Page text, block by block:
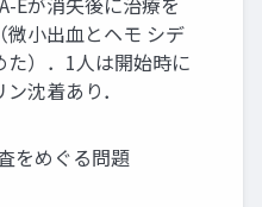
微小出血とヘモ シデ
た）．1人は開始時に
沈着あり．
をめぐる問題